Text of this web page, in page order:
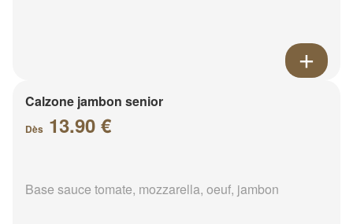
Calzone jambon senior
Dès 13.90 €
Base sauce tomate, mozzarella, oeuf, jambon